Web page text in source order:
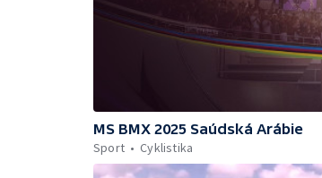
MS BMX 2025 Saúdská Arábie
Sport
Cyklistika